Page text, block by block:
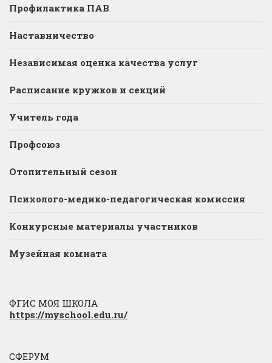
Профилактика ПАВ
Наставничество
Независимая оценка качества услуг
Расписание кружков и секций
Учитель года
Профсоюз
Отопительный сезон
Психолого-медико-педагогическая комиссия
Конкурсные материалы участников
Музейная комната
ФГИС МОЯ ШКОЛА
https://myschool.edu.ru/
СФЕРУМ